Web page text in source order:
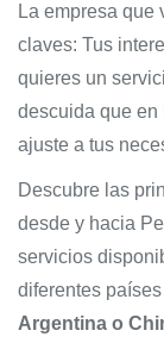
La empresa que
claves: Tus
quieres un
descuida que en
ajuste a tus
Descubre las
desde y hacia
servicios
diferentes
Argentina o